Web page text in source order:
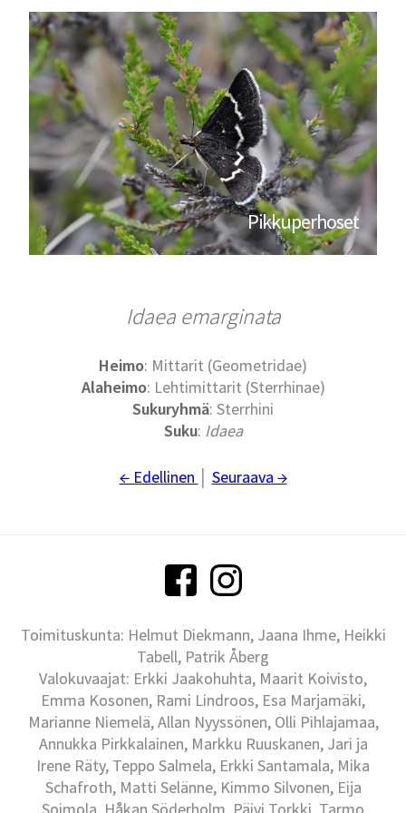
Pikkuperhoset
Idaea emarginata
Heimo: Mittarit (Geometridae)
Alaheimo: Lehtimittarit (Sterrhinae)
Sukuryhmä: Sterrhini
Suku: Idaea
← Edellinen Seuraava →
Toimituskunta: Helmut Diekmann, Jaana Ihme, Heikki
Tabell, Patrik Åberg
Valokuvaajat: Erkki Jaakohuhta, Maarit Koivisto,
Emma Kosonen, Rami Lindroos, Esa Marjamäki,
Marianne Niemelä, Allan Nyyssönen, Olli Pihlajamaa,
Annukka Pirkkalainen, Markku Ruuskanen, Jari ja
Irene Räty, Teppo Salmela, Erkki Santamala, Mika
Schafroth, Matti Selänne, Kimmo Silvonen, Eija